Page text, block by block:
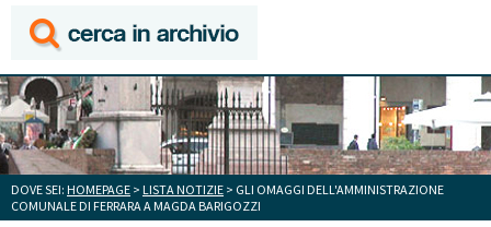
DOVE SEI: HOMEPAGE > LISTA NOTIZIE > GLI OMAGGI DELL'AMMINISTRAZIONE
COMUNALE DI FERRARA A MAGDA BARIGOZZI